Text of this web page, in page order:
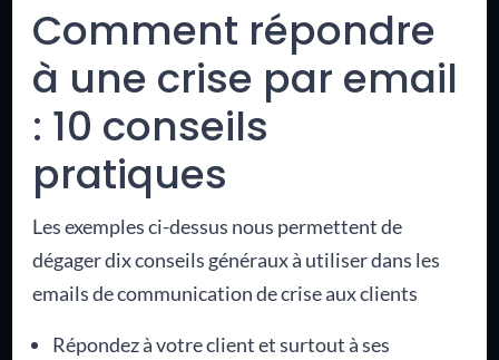
Comment répondre
à une crise par email
: 10 conseils
pratiques
Les exemples ci-dessus nous permettent de
dégager dix conseils généraux à utiliser dans les
emails de communication de crise aux clients
Répondez à votre client et surtout à ses